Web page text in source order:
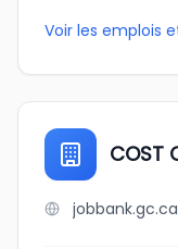
Voir les emplois
COST